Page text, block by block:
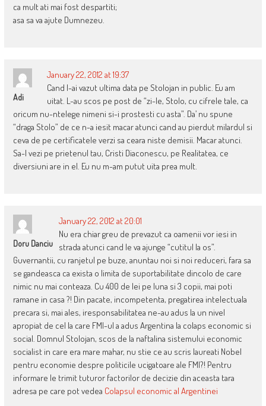
ca mult ati mai fost despartiti;
asa sa va ajute Dumnezeu.
Adi
January 22, 2012 at 19:37
Cand l-ai vazut ultima data pe Stolojan in public. Eu am
uitat. L-au scos pe post de “zi-le, Stolo, cu cifrele tale, ca
oricum nu-ntelege nimeni si-i prostesti cu asta”. Da’ nu spune
“draga Stolo” de ce n-a iesit macar atunci cand au pierdut milardul si
ceva de pe certificatele verzi sa ceara niste demisii. Macar atunci.
Sa-l vezi pe prietenul tau, Cristi Diaconescu, pe Realitatea, ce
diversiuni are in el. Eu nu m-am putut uita prea mult.
Doru Danciu
January 22, 2012 at 20:01
Nu era chiar greu de prevazut ca oamenii vor iesi in
strada atunci cand le va ajunge “cutitul la os”.
Guvernantii, cu ranjetul pe buze, anuntau noi si noi reduceri, fara sa
se gandeasca ca exista o limita de suportabilitate dincolo de care
nimic nu mai conteaza. Cu 400 de lei pe luna si 3 copii, mai poti
ramane in casa ?! Din pacate, incompetenta, pregatirea intelectuala
precara si, mai ales, iresponsabilitatea ne-au adus la un nivel
apropiat de cel la care FMI-ul a adus Argentina la colaps economic si
social. Domnul Stolojan, scos de la naftalina sistemului economic
socialist in care era mare mahar, nu stie ce au scris laureati Nobel
pentru economie despre politicile ucigatoare ale FMI?! Pentru
informare le trimit tuturor factorilor de decizie din aceasta tara
adresa pe care pot vedea Colapsul economic al Argentinei